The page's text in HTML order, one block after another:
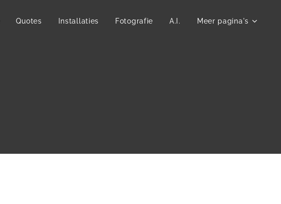
Quotes Installaties Fotografie A.I. Meer pagina's